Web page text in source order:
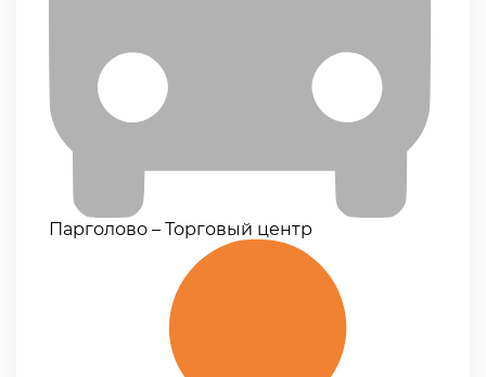
Парголово – Торговый центр